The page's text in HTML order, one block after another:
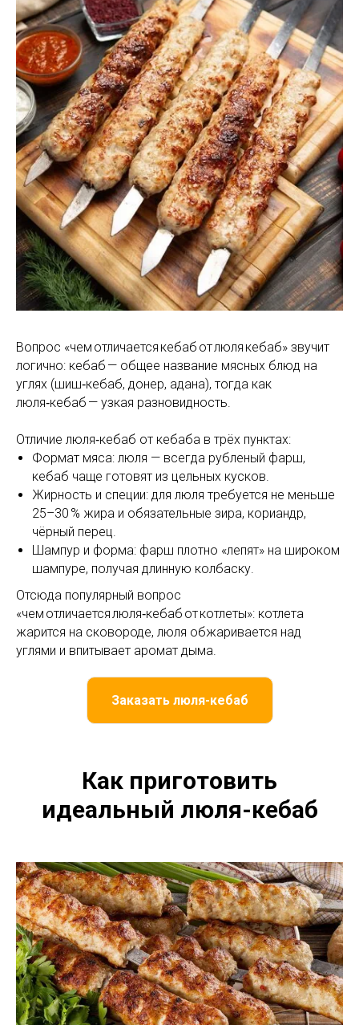
Вопрос «чем отличается кебаб от люля кебаб» звучит
логично: кебаб — общее название мясных блюд на
углях (шиш‑кебаб, донер, адана), тогда как
люля‑кебаб — узкая разновидность.
Отличие люля‑кебаб от кебаба в трёх пунктах:
Формат мяса: люля — всегда рубленый фарш,
кебаб чаще готовят из цельных кусков.
Жирность и специи: для люля требуется не меньше
25–30 % жира и обязательные зира, кориандр,
чёрный перец.
Шампур и форма: фарш плотно «лепят» на широком
шампуре, получая длинную колбаску.
Отсюда популярный вопрос
«чем отличается люля‑кебаб от котлеты»: котлета
жарится на сковороде, люля обжаривается над
углями и впитывает аромат дыма.
Заказать люля-кебаб
Как приготовить
идеальный люля-кебаб